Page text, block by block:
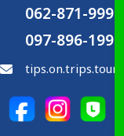
062-871-9991
097-896-1999